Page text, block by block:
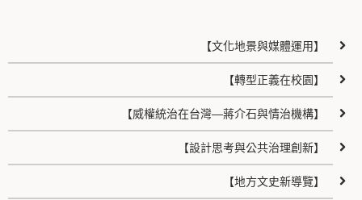
【文化地景與媒體運用】
【轉型正義在校園】
【威權統治在台灣—蔣介石與情治機構】
【設計思考與公共治理創新】
【地方文史新導覽】